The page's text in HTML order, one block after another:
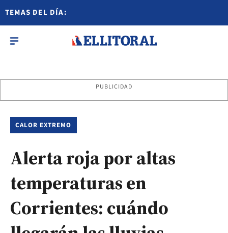
TEMAS DEL DÍA:
PUBLICIDAD
CALOR EXTREMO
Alerta roja por altas
temperaturas en
Corrientes: cuándo